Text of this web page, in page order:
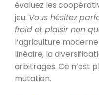
évaluez les
jeu. Vous hésitez
froid et plaisir non
l’agriculture
linéaire, la
arbitrages. Ce n’est
mutation.